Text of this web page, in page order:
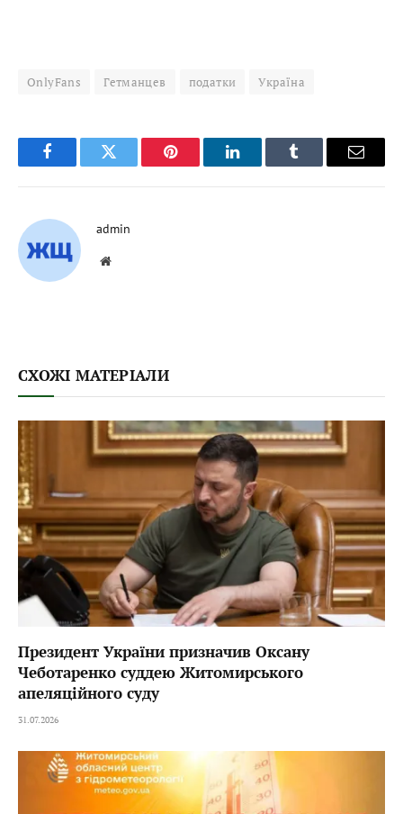
OnlyFans Гетманцев податки Україна
FacebookTwitter Pinterest LinkedInTumblr Email
admin
Website
СХОЖІ МАТЕРІАЛИ
Президент України призначив Оксану
Чеботаренко суддею Житомирського
апеляційного суду
31.07.2026